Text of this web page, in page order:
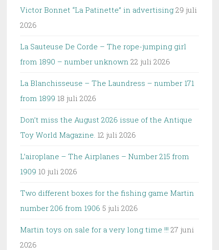
Victor Bonnet “La Patinette” in advertising 29 juli
2026
La Sauteuse De Corde – The rope-jumping girl
from 1890 – number unknown 22 juli 2026
La Blanchisseuse – The Laundress – number 171
from 1899 18 juli 2026
Don’t miss the August 2026 issue of the Antique
Toy World Magazine. 12 juli 2026
L’airoplane – The Airplanes – Number 215 from
1909 10 juli 2026
Two different boxes for the fishing game Martin
number 206 from 1906 5 juli 2026
Martin toys on sale for a very long time !!! 27 juni
2026